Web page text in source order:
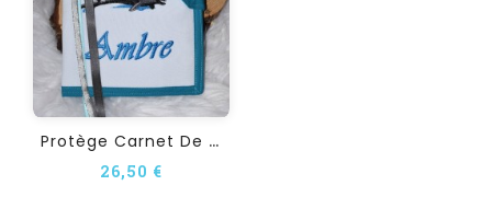
P
Rotège Carnet De Santé...
26,50 €